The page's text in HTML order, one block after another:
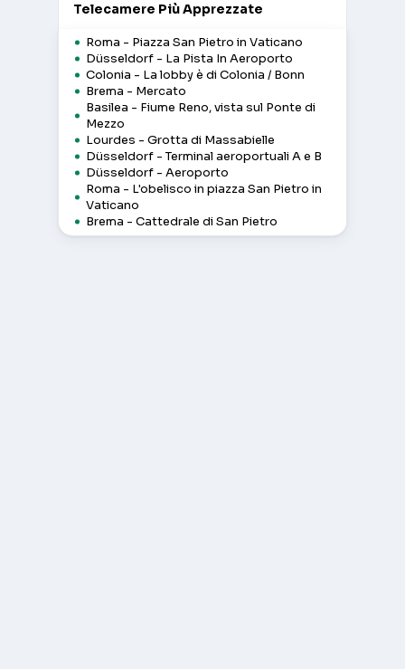
Telecamere Più Apprezzate
Roma - Piazza San Pietro in Vaticano
Düsseldorf - La Pista In Aeroporto
Colonia - La lobby è di Colonia / Bonn
Brema - Mercato
Basilea - Fiume Reno, vista sul Ponte di
Mezzo
Lourdes - Grotta di Massabielle
Düsseldorf - Terminal aeroportuali A e B
Düsseldorf - Aeroporto
Roma - L'obelisco in piazza San Pietro in
Vaticano
Brema - Cattedrale di San Pietro